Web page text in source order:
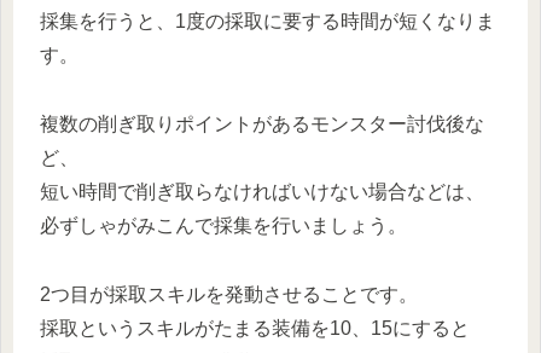
採集を行うと、1度の採取に要する時間が短くなりま
す。
複数の削ぎ取りポイントがあるモンスター討伐後な
ど、
短い時間で削ぎ取らなければいけない場合などは、
必ずしゃがみこんで採集を行いましょう。
2つ目が採取スキルを発動させることです。
採取というスキルがたまる装備を10、15にすると